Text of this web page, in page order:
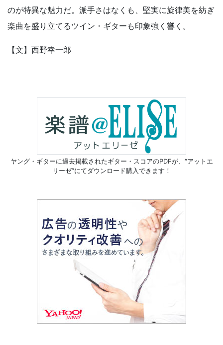
のが特異な魅力だ。派手さはなくも、堅実に旋律美を紡ぎ
楽曲を盛り立てるツイン・ギターも印象強く響く。
【文】西野幸一郎
ヤング・ギターに過去掲載されたギター・スコアのPDFが、 “アットエ
リーゼ”にてダウンロード購入できます！